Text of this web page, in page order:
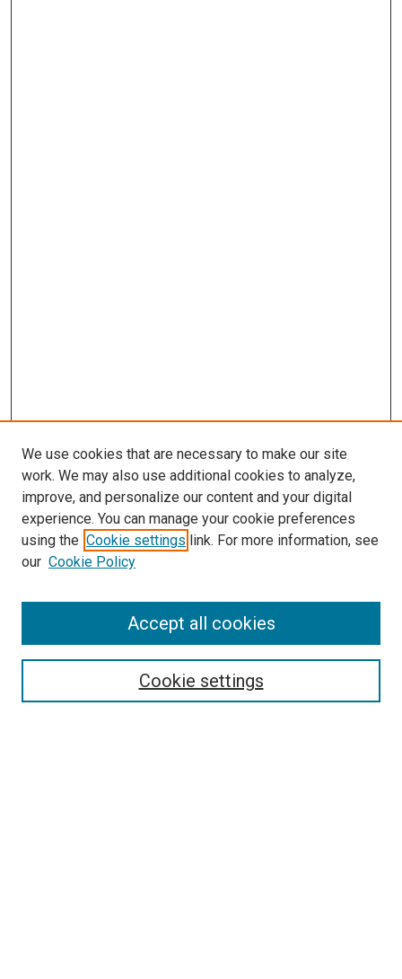
Journal Home
Policies
We use cookies that are necessary to make our site
work. We may also use additional cookies to analyze,
improve, and personalize our content and your digital
experience. You can manage your cookie preferences
using the Cookie settings link. For more information, see
our Cookie Policy
Cookie settings
Accept all cookies